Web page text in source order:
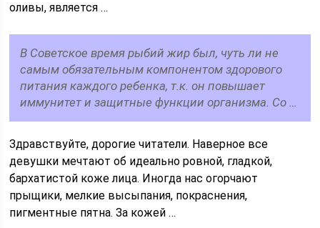
оливы, является …
В Советское время рыбий жир был, чуть ли не
самым обязательным компонентом здорового
питания каждого ребенка, т.к. он повышает
иммунитет и защитные функции организма. Со …
Здравствуйте, дорогие читатели. Наверное все
девушки мечтают об идеально ровной, гладкой,
бархатистой коже лица. Иногда нас огорчают
прыщики, мелкие высыпания, покраснения,
пигментные пятна. За кожей …